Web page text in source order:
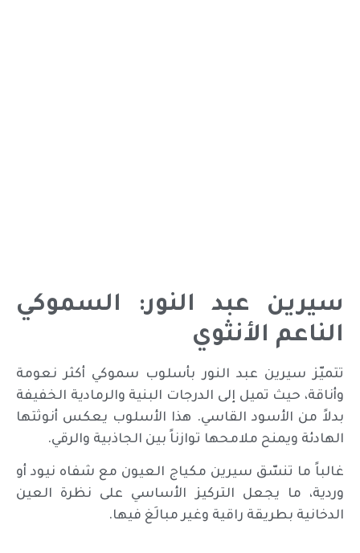
سيرين عبد النور: السموكي
الناعم الأنثوي
تتميّز سيرين عبد النور بأسلوب سموكي أكثر نعومة
وأناقة، حيث تميل إلى الدرجات البنية والرمادية الخفيفة
بدلاً من الأسود القاسي. هذا الأسلوب يعكس أنوثتها
الهادئة ويمنح ملامحها توازناً بين الجاذبية والرقي.
غالباً ما تنسّق سيرين مكياج العيون مع شفاه نيود أو
وردية، ما يجعل التركيز الأساسي على نظرة العين
الدخانية بطريقة راقية وغير مبالَغ فيها.